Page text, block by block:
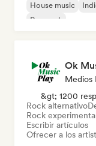
House music
Pop rock
Ok
Medios
&gt; 1200
Rock alternativo
Rock
Escribir artículos
Ofrecer a los